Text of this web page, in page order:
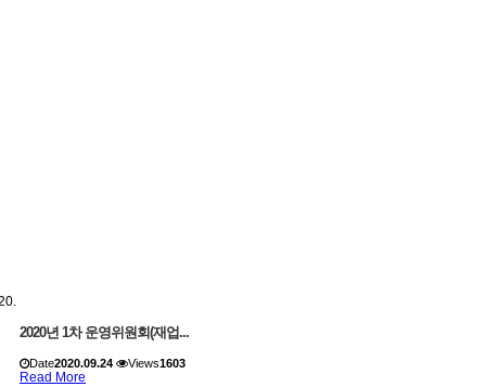
2020년 1차 운영위원회(재업...
Date2020.09.24 Views1603
Read More